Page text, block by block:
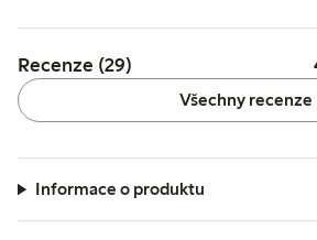
Recenze (29)
Všechny recenze
Informace o produktu